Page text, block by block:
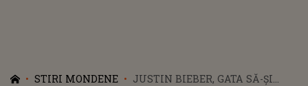
STIRI MONDENE
JUSTIN BIEBER, GATA SĂ-ȘI